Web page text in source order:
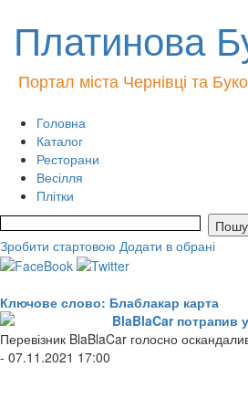
Платинова
Портал міста Чернівці та
Головна
Каталог
Ресторани
Весілля
Плітки
Зробити стартовою Додати в обрані
Ключове слово: Блаблакар карта
BlaBlaCar потрапив
Перевізник BlaBlaCar голосно
- 07.11.2021 17:00